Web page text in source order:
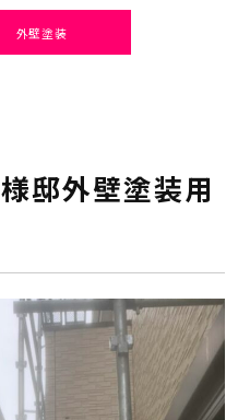
外壁塗装
邸外壁塗装用